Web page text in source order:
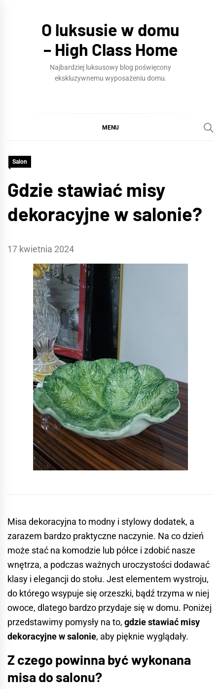
O luksusie w domu
– High Class Home
Najbardziej luksusowy blog poświęcony
ekskluzywnemu wyposażeniu domu.
MENU
Salon
Gdzie stawiać misy
dekoracyjne w salonie?
17 kwietnia 2024
Misa dekoracyjna to modny i stylowy dodatek, a
zarazem bardzo praktyczne naczynie. Na co dzień
może stać na komodzie lub półce i zdobić nasze
wnętrza, a podczas ważnych uroczystości dodawać
klasy i elegancji do stołu. Jest elementem wystroju,
do którego wsypuje się orzeszki, bądź trzyma w niej
owoce, dlatego bardzo przydaje się w domu. Poniżej
przedstawimy pomysły na to, gdzie stawiać misy
dekoracyjne w salonie, aby pięknie wyglądały.
Z czego powinna być wykonana
misa do salonu?